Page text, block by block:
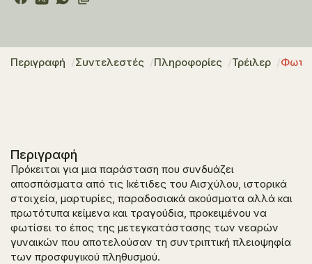
Περιγραφή Συντελεστές Πληροφορίες Τρέιλερ
Περιγραφή
Πρόκειται για μια παράσταση που συνδυάζει
αποσπάσματα από τις Ικέτιδες του Αισχύλου, ιστορικά
στοιχεία, μαρτυρίες, παραδοσιακά ακούσματα αλλά και
πρωτότυπα κείμενα και τραγούδια, προκειμένου να
φωτίσει το έπος της μετεγκατάστασης των νεαρών
γυναικών που αποτελούσαν τη συντριπτική πλειοψηφία
των προσφυγικού πληθυσμού.